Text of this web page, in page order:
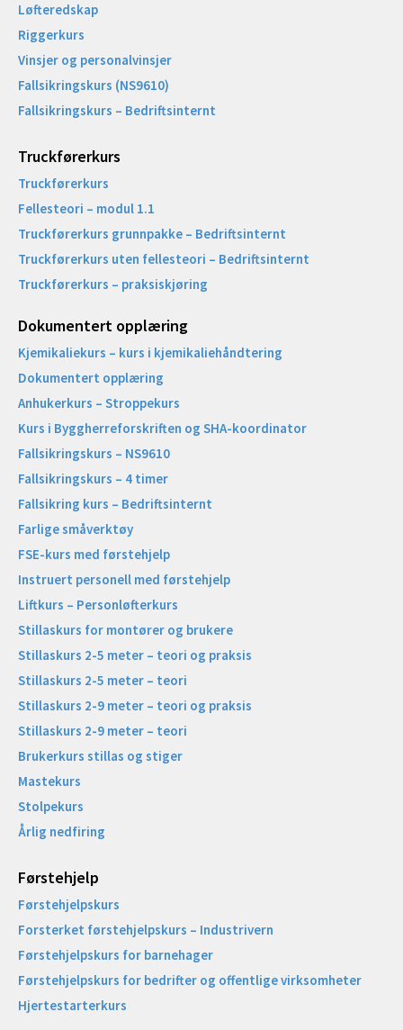
Løfteredskap
Riggerkurs
Vinsjer og personalvinsjer
Fallsikringskurs (NS9610)
Fallsikringskurs – Bedriftsinternt
Truckførerkurs
Truckførerkurs
Fellesteori – modul 1.1
Truckførerkurs grunnpakke – Bedriftsinternt
Truckførerkurs uten fellesteori – Bedriftsinternt
Truckførerkurs – praksiskjøring
Dokumentert opplæring
Kjemikaliekurs – kurs i kjemikaliehåndtering
Dokumentert opplæring
Anhukerkurs – Stroppekurs
Kurs i Byggherreforskriften og SHA-koordinator
Fallsikringskurs – NS9610
Fallsikringskurs – 4 timer
Fallsikring kurs – Bedriftsinternt
Farlige småverktøy
FSE-kurs med førstehjelp
Instruert personell med førstehjelp
Liftkurs – Personløfterkurs
Stillaskurs for montører og brukere
Stillaskurs 2-5 meter – teori og praksis
Stillaskurs 2-5 meter – teori
Stillaskurs 2-9 meter – teori og praksis
Stillaskurs 2-9 meter – teori
Brukerkurs stillas og stiger
Mastekurs
Stolpekurs
Årlig nedfiring
Førstehjelp
Førstehjelpskurs
Forsterket førstehjelpskurs – Industrivern
Førstehjelpskurs for barnehager
Førstehjelpskurs for bedrifter og offentlige virksomheter
Hjertestarterkurs